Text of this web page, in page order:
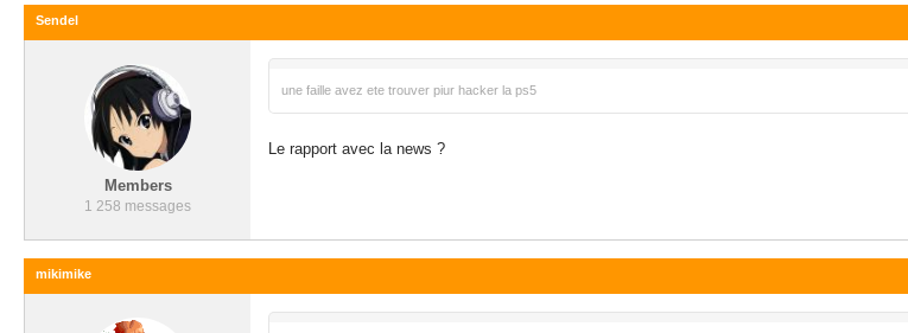
Sendel
Members
1 258 messages
une faille avez ete trouver piur hacker la ps5
Le rapport avec la news ?
mikimike